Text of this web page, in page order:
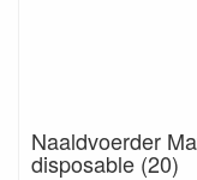
Naaldvoerder
disposable (20)